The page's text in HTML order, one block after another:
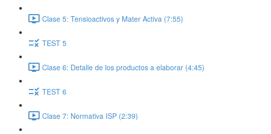
Clase 5: Tensioactivos y Mater Activa (7:55)
TEST 5
Clase 6: Detalle de los productos a elaborar (4:45)
TEST 6
Clase 7: Normativa ISP (2:39)